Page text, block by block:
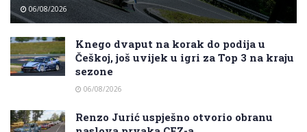
06/08/2026
Knego dvaput na korak do podija u
Češkoj, još uvijek u igri za Top 3 na kraju
sezone
06/08/2026
Renzo Jurić uspješno otvorio obranu